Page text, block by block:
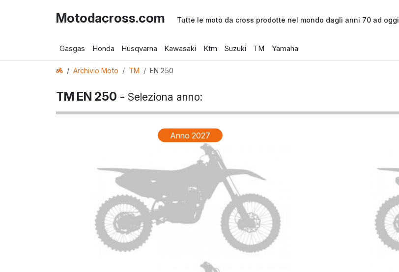
Motodacross.com Tutte le moto da cross prodotte nel mondo dagli anni 70 ad oggi
Gasgas Honda Husqvarna Kawasaki Ktm Suzuki TM Yamaha
Archivio Moto TM EN 250
TM EN 250 - Seleziona anno:
Anno 2027